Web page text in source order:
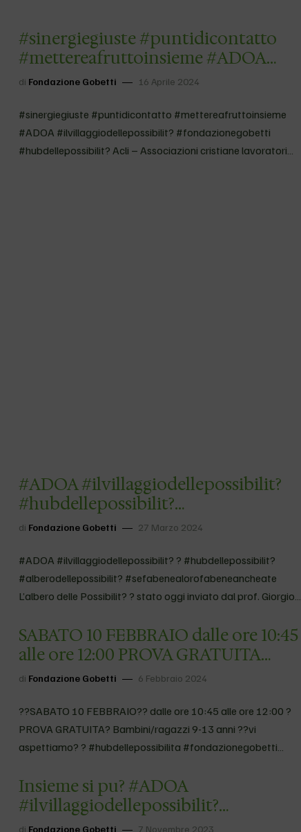
#sinergiegiuste #puntidicontatto
#mettereafruttoinsieme #ADOA
#ilvillaggiodellepossibilit?
#hubdellepossibilit? Acli – …
di Fondazione Gobetti 16 Aprile 2024
#sinergiegiuste #puntidicontatto #mettereafruttoinsieme
#ADOA #ilvillaggiodellepossibilit? #fondazionegobetti
#hubdellepossibilit? Acli – Associazioni cristiane lavoratori
#ADOA #ilvillaggiodellepossibilit?
#hubdellepossibilit?
#alberodellepossibilit?
L’albero delle Possibilit? ? stat…
di Fondazione Gobetti 27 Marzo 2024
#ADOA #ilvillaggiodellepossibilit? ? #hubdellepossibilit?
#alberodellepossibilit? #sefabenealorofabeneancheate
L’albero delle Possibilit? ? stato oggi inviato dal prof. Giorgio
CdL in Scienze dell’educazione, curriculum educatori di
comunit?. Abbiamo presentato il nostro progetto, sulla…
SABATO 10 FEBBRAIO dalle ore 10:45
alle ore 12:00 PROVA GRATUITA
Bambini/ragazzi 9-13 anni vi
di Fondazione Gobetti 6 Febbraio 2024
??SABATO 10 FEBBRAIO?? dalle ore 10:45 alle ore 12:00 ?
PROVA GRATUITA? Bambini/ragazzi 9-13 anni ??vi
aspettiamo? ? #hubdellepossibilita #fondazionegobetti
#sefabenealorofabeneancheanoi Segui Fondazione Gobetti
su Facebook
Insieme si pu? #ADOA
#ilvillaggiodellepossibilit?
#fondazionegobetti
di Fondazione Gobetti 7 Novembre 2023